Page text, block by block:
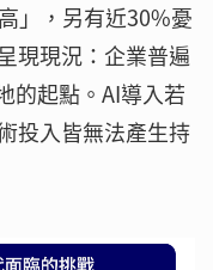
」，另有近30%憂
現現況：企業普遍
的起點。AI導入若
投入皆無法產生持